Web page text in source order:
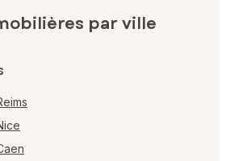
par ville